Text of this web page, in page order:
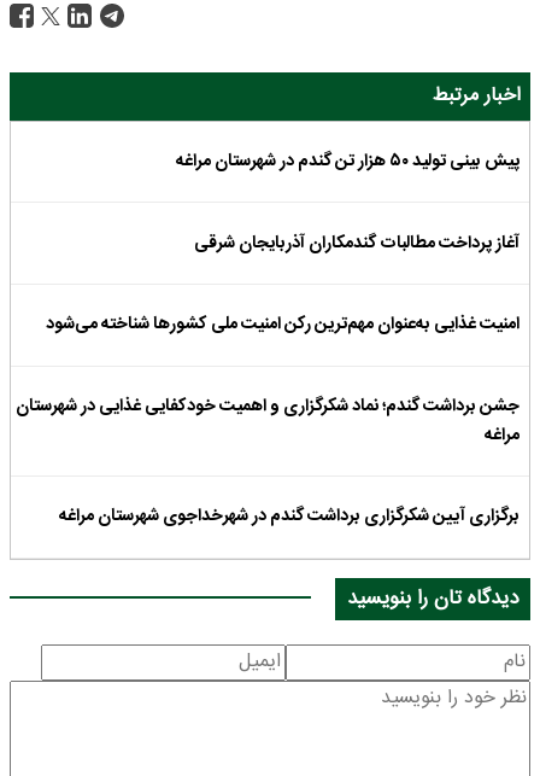
اخبار مرتبط
پیش بینی تولید ۵۰ هزار تن گندم در شهرستان مراغه
آغاز پرداخت مطالبات گندمکاران آذربایجان شرقی
امنیت غذایی به‌عنوان مهم‌ترین رکن امنیت ملی کشورها شناخته می‌شود
جشن برداشت گندم؛ نماد شکرگزاری و اهمیت خودکفایی غذایی در شهرستان
مراغه
برگزاری آیین شکرگزاری برداشت گندم در شهرخداجوی شهرستان مراغه
دیدگاه تان را بنویسید